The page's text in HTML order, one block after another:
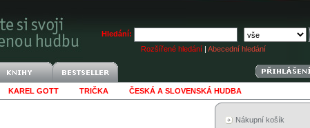
Hledání:
Rozšířené hledání | Abecední hledání
KAREL GOTT TRIČKA ČESKÁ A SLOVENSKÁ HUDBA
Nákupní košík